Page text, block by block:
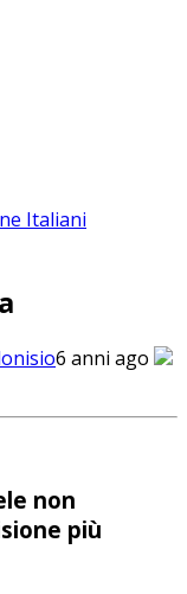
6 anni ago
non
più